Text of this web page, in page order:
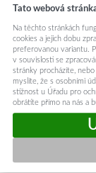
na detail a přesné
výřezech a
Techsuit investujete
funkčního designu,
tak prémiovou
značkami, avšak za
Určeno pro model
Kód produktu 144363
Tato webová
Na těchto stránkách
cookies a jejich dobu
preferovanou variantu.
v souvislosti se
stránky procházíte,
myslíte, že s osobními
stížnost u Úřadu pro
obrátíte přímo na nás a